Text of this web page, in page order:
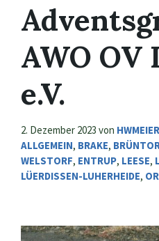
AWO OV
e.V.
2. Dezember 2023 von HWMEIER
ALLGEMEIN, BRAKE,
WELSTORF, ENTRUP, LEESE,
LÜERDISSEN-LUHERHEIDE,